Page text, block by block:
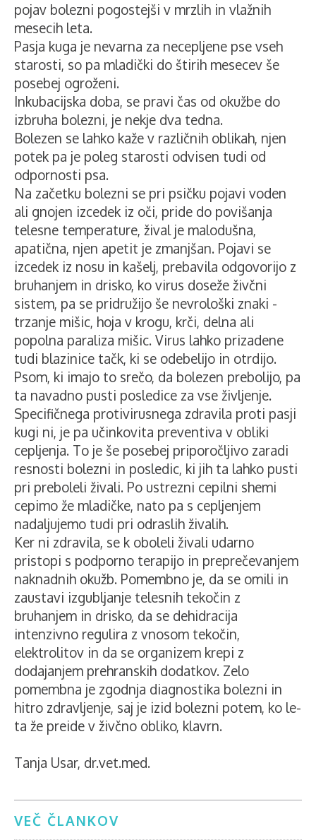
pojav bolezni pogostejši v mrzlih in vlažnih
mesecih leta.
Pasja kuga je nevarna za necepljene pse vseh
starosti, so pa mladički do štirih mesecev še
posebej ogroženi.
Inkubacijska doba, se pravi čas od okužbe do
izbruha bolezni, je nekje dva tedna.
Bolezen se lahko kaže v različnih oblikah, njen
potek pa je poleg starosti odvisen tudi od
odpornosti psa.
Na začetku bolezni se pri psičku pojavi voden
ali gnojen izcedek iz oči, pride do povišanja
telesne temperature, žival je malodušna,
apatična, njen apetit je zmanjšan. Pojavi se
izcedek iz nosu in kašelj, prebavila odgovorijo z
bruhanjem in drisko, ko virus doseže živčni
sistem, pa se pridružijo še nevrološki znaki -
trzanje mišic, hoja v krogu, krči, delna ali
popolna paraliza mišic. Virus lahko prizadene
tudi blazinice tačk, ki se odebelijo in otrdijo.
Psom, ki imajo to srečo, da bolezen prebolijo, pa
ta navadno pusti posledice za vse življenje.
Specifičnega protivirusnega zdravila proti pasji
kugi ni, je pa učinkovita preventiva v obliki
cepljenja. To je še posebej priporočljivo zaradi
resnosti bolezni in posledic, ki jih ta lahko pusti
pri preboleli živali. Po ustrezni cepilni shemi
cepimo že mladičke, nato pa s cepljenjem
nadaljujemo tudi pri odraslih živalih.
Ker ni zdravila, se k oboleli živali udarno
pristopi s podporno terapijo in preprečevanjem
naknadnih okužb. Pomembno je, da se omili in
zaustavi izgubljanje telesnih tekočin z
bruhanjem in drisko, da se dehidracija
intenzivno regulira z vnosom tekočin,
elektrolitov in da se organizem krepi z
dodajanjem prehranskih dodatkov. Zelo
pomembna je zgodnja diagnostika bolezni in
hitro zdravljenje, saj je izid bolezni potem, ko le-
ta že preide v živčno obliko, klavrn.
Tanja Usar, dr.vet.med.
VEČ ČLANKOV